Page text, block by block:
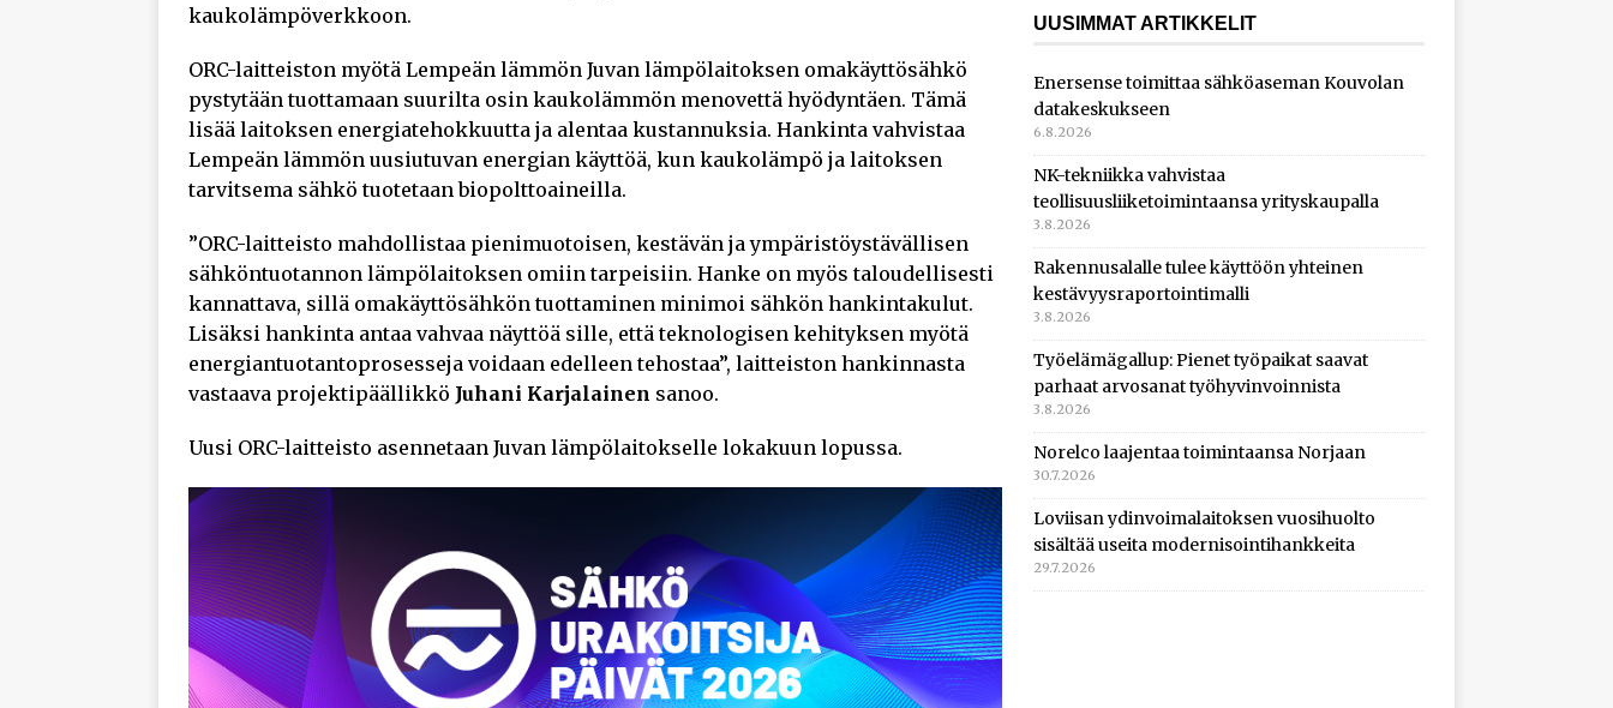
kaukolämpöverkkoon.
ORC-laitteiston myötä Lempeän lämmön Juvan lämpölaitoksen omakäyttösähkö
pystytään tuottamaan suurilta osin kaukolämmön menovettä hyödyntäen. Tämä
lisää laitoksen energiatehokkuutta ja alentaa kustannuksia. Hankinta vahvistaa
Lempeän lämmön uusiutuvan energian käyttöä, kun kaukolämpö ja laitoksen
tarvitsema sähkö tuotetaan biopolttoaineilla.
”ORC-laitteisto mahdollistaa pienimuotoisen, kestävän ja ympäristöystävällisen
sähköntuotannon lämpölaitoksen omiin tarpeisiin. Hanke on myös taloudellisesti
kannattava, sillä omakäyttösähkön tuottaminen minimoi sähkön hankintakulut.
Lisäksi hankinta antaa vahvaa näyttöä sille, että teknologisen kehityksen myötä
energiantuotantoprosesseja voidaan edelleen tehostaa”, laitteiston hankinnasta
vastaava projektipäällikkö Juhani Karjalainen sanoo.
Uusi ORC-laitteisto asennetaan Juvan lämpölaitokselle lokakuun lopussa.
UUSIMMAT ARTIKKELIT
Enersense toimittaa sähköaseman Kouvolan
datakeskukseen
6.8.2026
NK-tekniikka vahvistaa
teollisuusliiketoimintaansa yrityskaupalla
3.8.2026
Rakennusalalle tulee käyttöön yhteinen
kestävyysraportointimalli
3.8.2026
Työelämägallup: Pienet työpaikat saavat
parhaat arvosanat työhyvinvoinnista
3.8.2026
Norelco laajentaa toimintaansa Norjaan
30.7.2026
Loviisan ydinvoimalaitoksen vuosihuolto
sisältää useita modernisointihankkeita
29.7.2026